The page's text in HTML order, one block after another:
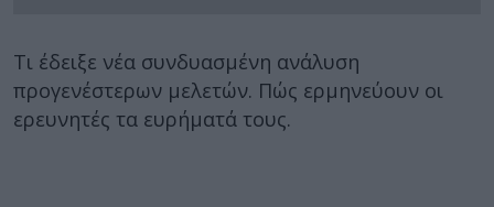
Τι έδειξε νέα συνδυασμένη ανάλυση
προγενέστερων μελετών. Πώς ερμηνεύουν οι
ερευνητές τα ευρήματά τους.